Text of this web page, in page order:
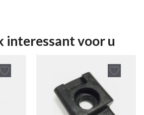
interessant voor u